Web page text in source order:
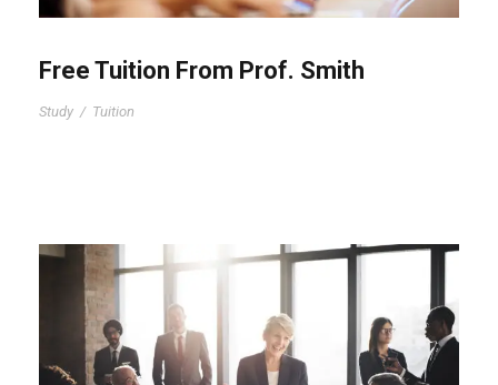
Free Tuition From Prof. Smith
Study / Tuition